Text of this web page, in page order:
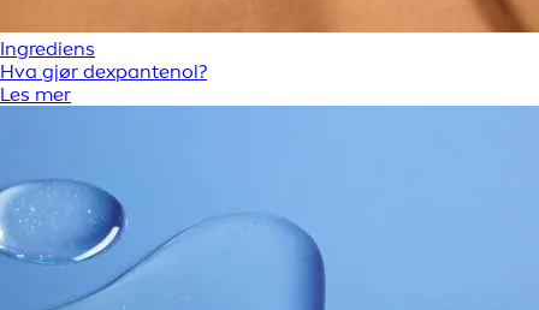
Ingrediens
Hva gjør dexpantenol?
Les mer